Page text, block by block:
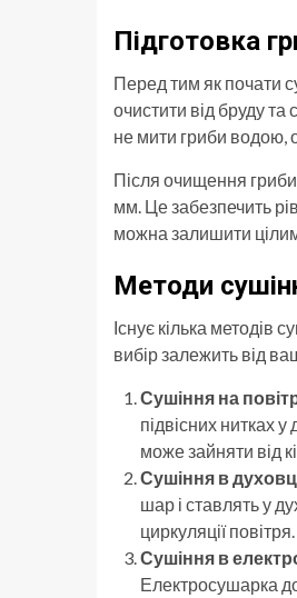
Підготовка
Перед тим як почати
очистити від бруду
не мити гриби водою,
Після очищення
мм. Це забезпечить
можна залишити
Методи
Існує кілька методів
вибір залежить від
Сушіння на
підвісних нитках
може зайняти від
Сушіння в
шар і ставлять у
циркуляції
Сушіння в
Електросушарка